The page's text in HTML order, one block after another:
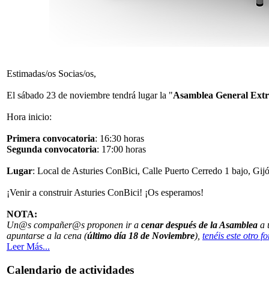
Estimadas/os Socias/os,
El sábado 23 de noviembre tendrá lugar la "Asamblea General
Hora inicio:
Primera convocatoria: 16:30 horas
Segunda convocatoria: 17:00 horas
Lugar: Local de Asturies ConBici, Calle Puerto Cerredo 1 bajo,
¡Venir a construir Asturies ConBici! ¡Os esperamos!
NOTA:
Un@s compañer@s proponen ir a cenar después de la Asamblea a
apuntarse a la cena (último día 18 de Noviembre), tenéis este otro
Leer Más...
Calendario de actividades